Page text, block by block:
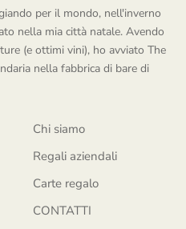
per il mondo, nell'inverno
nella mia città natale. Avendo
(e ottimi vini), ho avviato The
nella fabbrica di bare di
Chi siamo
Regali aziendali
Carte regalo
CONTATTI